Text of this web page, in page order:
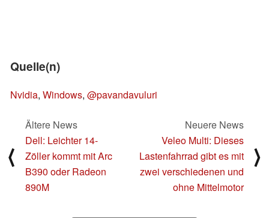
Quelle(n)
Nvidia, Windows, @pavandavuluri
⟨
Ältere News
Dell: Leichter 14-
Zöller kommt mit Arc
B390 oder Radeon
890M
Neuere News
Veleo Multi: Dieses
Lastenfahrrad gibt es mit
zwei verschiedenen und
ohne Mittelmotor
⟩